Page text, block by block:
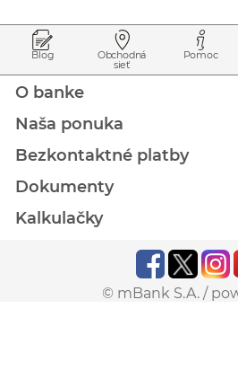
Blog Obchodná
sieť
Pomoc
O banke
Naša ponuka
Bezkontaktné platby
Dokumenty
Kalkulačky
© mBank S.A. /